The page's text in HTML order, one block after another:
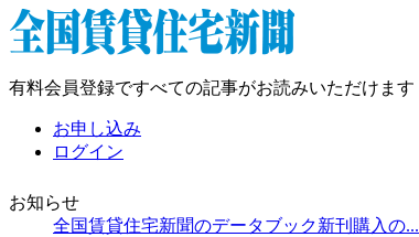
有料会員登録ですべての記事がお読みいただけます
お申し込み
ログイン
お知らせ
全国賃貸住宅新聞のデータブック新刊購入の...